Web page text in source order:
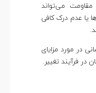
می‌تواند
یا عدم درک کافی
در مورد مزایای